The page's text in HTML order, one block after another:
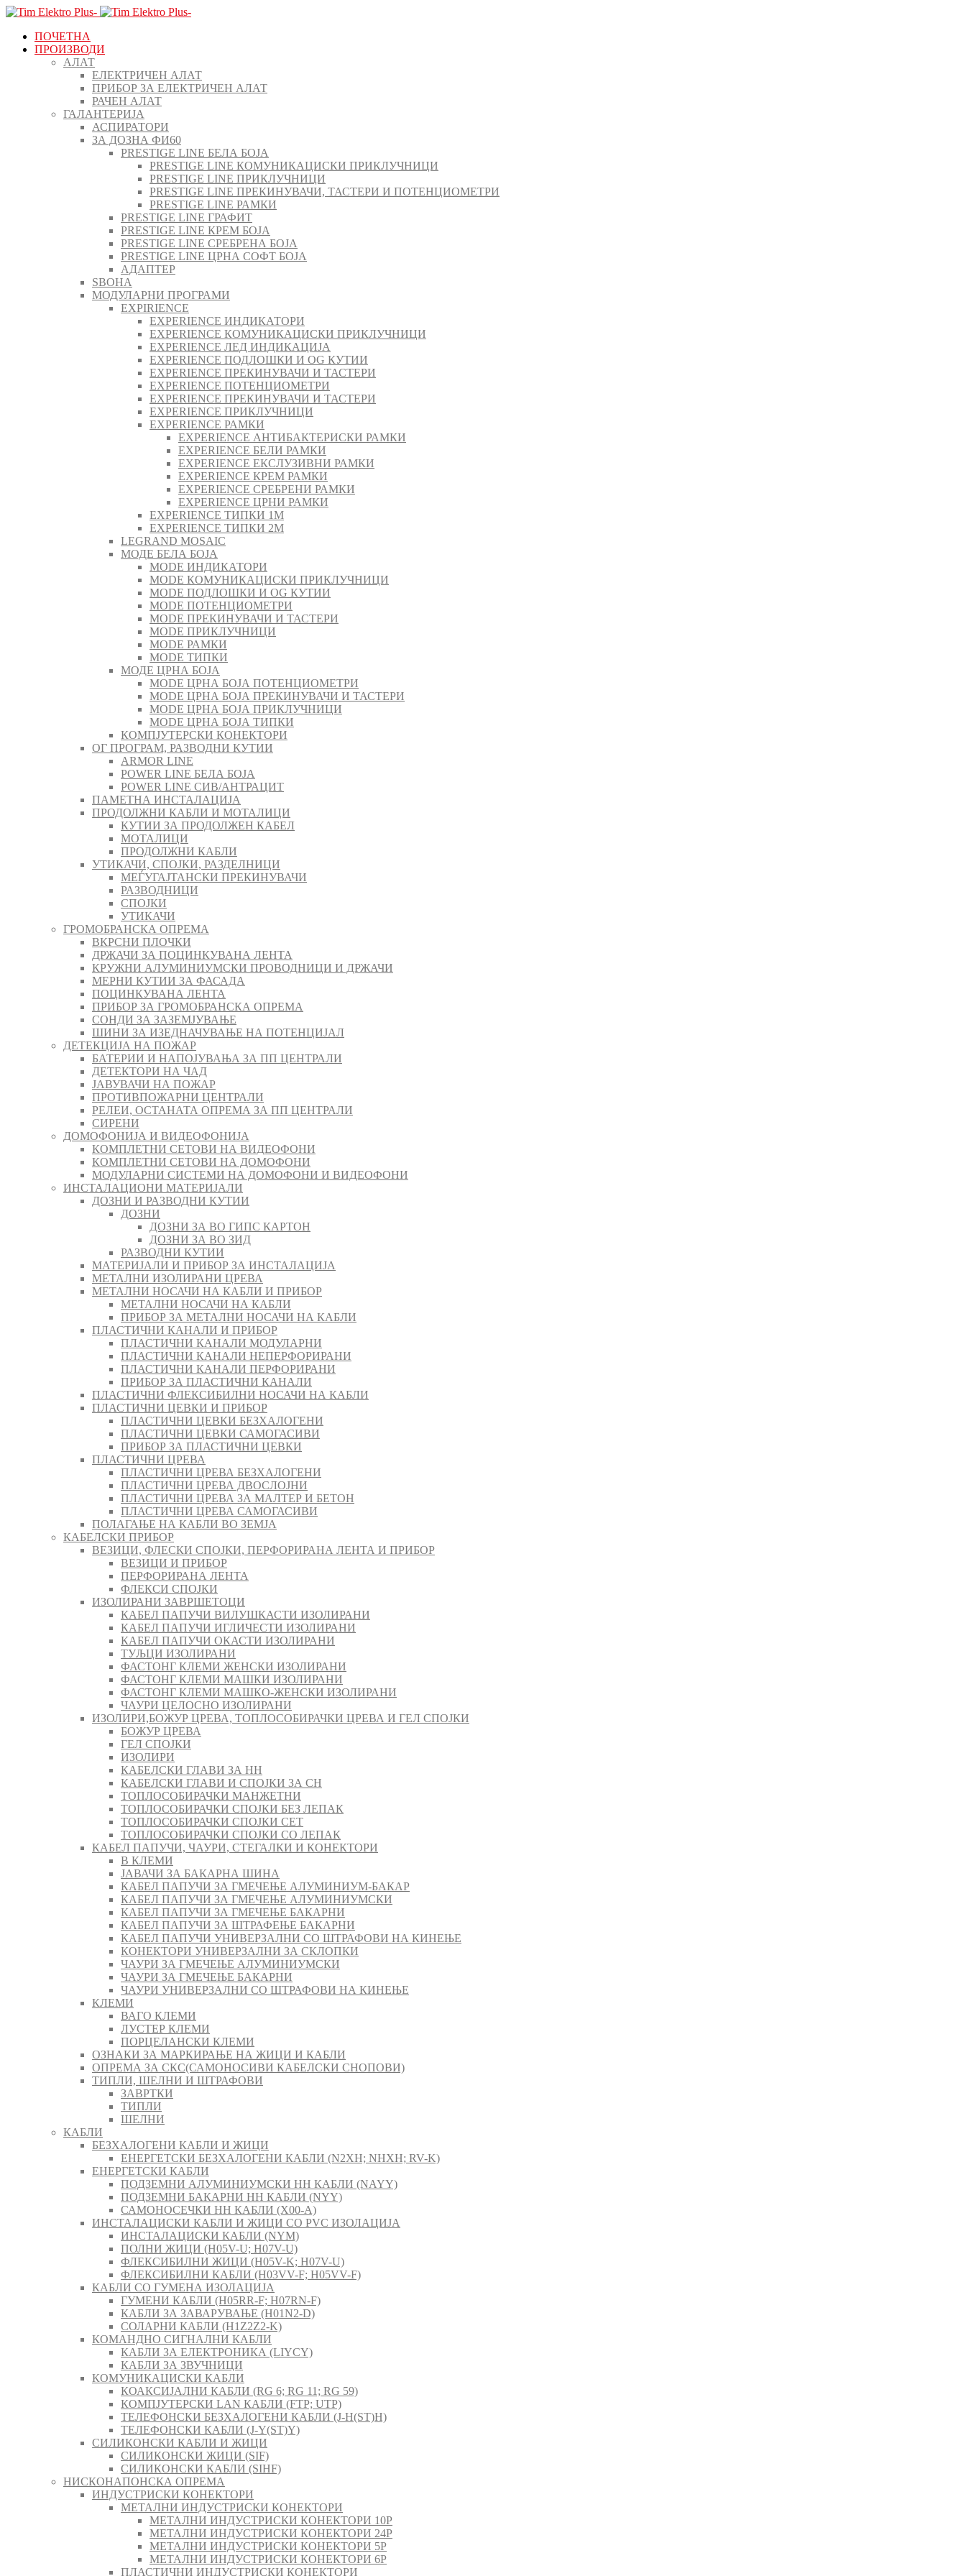
ПОЧЕТНА
ПРОИЗВОДИ
АЛАТ
ЕЛЕКТРИЧЕН АЛАТ
ПРИБОР ЗА ЕЛЕКТРИЧЕН АЛАТ
РАЧЕН АЛАТ
ГАЛАНТЕРИЈА
АСПИРАТОРИ
ЗА ДОЗНА ФИ60
PRESTIGE LINE БЕЛА БОЈА
PRESTIGE LINE КОМУНИКАЦИСКИ ПРИКЛУЧНИЦИ
PRESTIGE LINE ПРИКЛУЧНИЦИ
PRESTIGE LINE ПРЕКИНУВАЧИ, ТАСТЕРИ И ПОТЕНЦИОМЕТРИ
PRESTIGE LINE РАМКИ
PRESTIGE LINE ГРАФИТ
PRESTIGE LINE КРЕМ БОЈА
PRESTIGE LINE СРЕБРЕНА БОЈА
PRESTIGE LINE ЦРНА СОФТ БОЈА
АДАПТЕР
ЅВОНА
МОДУЛАРНИ ПРОГРАМИ
EXPIRIENCE
EXPERIENCE ИНДИКАТОРИ
EXPERIENCE КОМУНИКАЦИСКИ ПРИКЛУЧНИЦИ
EXPERIENCE ЛЕД ИНДИКАЦИЈА
EXPERIENCE ПОДЛОШКИ И OG КУТИИ
EXPERIENCE ПРЕКИНУВАЧИ И ТАСТЕРИ
EXPERIENCE ПОТЕНЦИОМЕТРИ
EXPERIENCE ПРЕКИНУВАЧИ И ТАСТЕРИ
EXPERIENCE ПРИКЛУЧНИЦИ
EXPERIENCE РАМКИ
EXPERIENCE АНТИБАКТЕРИСКИ РАМКИ
EXPERIENCE БЕЛИ РАМКИ
EXPERIENCE ЕКСЛУЗИВНИ РАМКИ
EXPERIENCE КРЕМ РАМКИ
EXPERIENCE СРЕБРЕНИ РАМКИ
EXPERIENCE ЦРНИ РАМКИ
EXPERIENCE ТИПКИ 1M
EXPERIENCE ТИПКИ 2М
LEGRAND MOSAIC
МОДЕ БЕЛА БОЈА
MODE ИНДИКАТОРИ
MODE КОМУНИКАЦИСКИ ПРИКЛУЧНИЦИ
MODE ПОДЛОШКИ И OG КУТИИ
MODE ПОТЕНЦИОМЕТРИ
MODE ПРEКИНУВАЧИ И ТАСТЕРИ
MODE ПРИКЛУЧНИЦИ
MODE РАМКИ
MODE ТИПКИ
МОДЕ ЦРНА БОЈА
MODE ЦРНА БОЈА ПОТЕНЦИОМЕТРИ
MODE ЦРНА БОЈА ПРЕКИНУВАЧИ И ТАСТЕРИ
MODE ЦРНА БОЈА ПРИКЛУЧНИЦИ
MODE ЦРНА БОЈА ТИПКИ
КОМПЈУТЕРСКИ КОНЕКТОРИ
ОГ ПРОГРАМ, РАЗВОДНИ КУТИИ
ARMOR LINE
POWER LINE БЕЛА БОЈА
POWER LINE СИВ/АНТРАЦИТ
ПАМЕТНА ИНСТАЛАЦИЈА
ПРОДОЛЖНИ КАБЛИ И МОТАЛИЦИ
КУТИИ ЗА ПРОДОЛЖЕН КАБЕЛ
МОТАЛИЦИ
ПРОДОЛЖНИ КАБЛИ
УТИКАЧИ, СПОЈКИ, РАЗДЕЛНИЦИ
МЕЃУГАЈТАНСКИ ПРЕКИНУВАЧИ
РАЗВОДНИЦИ
СПОЈКИ
УТИКАЧИ
ГРОМОБРАНСКА ОПРЕМА
ВКРСНИ ПЛОЧКИ
ДРЖАЧИ ЗА ПОЦИНКУВАНА ЛЕНТА
КРУЖНИ АЛУМИНИУМСКИ ПРОВОДНИЦИ И ДРЖАЧИ
МЕРНИ КУТИИ ЗА ФАСАДА
ПОЦИНКУВАНА ЛЕНТА
ПРИБОР ЗА ГРОМОБРАНСКА ОПРЕМА
СОНДИ ЗА ЗАЗЕМЈУВАЊЕ
ШИНИ ЗА ИЗЕДНАЧУВАЊЕ НА ПОТЕНЦИЈАЛ
ДЕТЕКЦИЈА НА ПОЖАР
БАТЕРИИ И НАПОЈУВАЊА ЗА ПП ЦЕНТРАЛИ
ДЕТЕКТОРИ НА ЧАД
ЈАВУВАЧИ НА ПОЖАР
ПРОТИВПОЖАРНИ ЦЕНТРАЛИ
РЕЛЕИ, ОСТАНАТА ОПРЕМА ЗА ПП ЦЕНТРАЛИ
СИРЕНИ
ДОМОФОНИЈА И ВИДЕОФОНИЈА
КОМПЛЕТНИ СЕТОВИ НА ВИДЕОФОНИ
КОМПЛЕТНИ СЕТОВИ НА ДОМОФОНИ
МОДУЛАРНИ СИСТЕМИ НА ДОМОФОНИ И ВИДЕОФОНИ
ИНСТАЛАЦИОНИ МАТЕРИЈАЛИ
ДОЗНИ И РАЗВОДНИ КУТИИ
ДОЗНИ
ДОЗНИ ЗА ВО ГИПС КАРТОН
ДОЗНИ ЗА ВО ЗИД
РАЗВОДНИ КУТИИ
МАТЕРИЈАЛИ И ПРИБОР ЗА ИНСТАЛАЦИЈА
МЕТАЛНИ ИЗОЛИРАНИ ЦРЕВА
МЕТАЛНИ НОСАЧИ НА КАБЛИ И ПРИБОР
МЕТАЛНИ НОСАЧИ НА КАБЛИ
ПРИБОР ЗА МЕТАЛНИ НОСАЧИ НА КАБЛИ
ПЛАСТИЧНИ КАНАЛИ И ПРИБОР
ПЛАСТИЧНИ КАНАЛИ МОДУЛАРНИ
ПЛАСТИЧНИ КАНАЛИ НЕПЕРФОРИРАНИ
ПЛАСТИЧНИ КАНАЛИ ПЕРФОРИРАНИ
ПРИБОР ЗА ПЛАСТИЧНИ КАНАЛИ
ПЛАСТИЧНИ ФЛЕКСИБИЛНИ НОСАЧИ НА КАБЛИ
ПЛАСТИЧНИ ЦЕВКИ И ПРИБОР
ПЛАСТИЧНИ ЦЕВКИ БЕЗХАЛОГЕНИ
ПЛАСТИЧНИ ЦЕВКИ САМОГАСИВИ
ПРИБОР ЗА ПЛАСТИЧНИ ЦЕВКИ
ПЛАСТИЧНИ ЦРЕВА
ПЛАСТИЧНИ ЦРЕВА БЕЗХАЛОГЕНИ
ПЛАСТИЧНИ ЦРЕВА ДВОСЛОЈНИ
ПЛАСТИЧНИ ЦРЕВА ЗА МАЛТЕР И БЕТОН
ПЛАСТИЧНИ ЦРЕВА САМОГАСИВИ
ПОЛАГАЊЕ НА КАБЛИ ВО ЗЕМЈА
КАБЕЛСКИ ПРИБОР
ВЕЗИЦИ, ФЛЕСКИ СПОЈКИ, ПЕРФОРИРАНА ЛЕНТА И ПРИБОР
ВЕЗИЦИ И ПРИБОР
ПЕРФОРИРАНА ЛЕНТА
ФЛЕКСИ СПОЈКИ
ИЗОЛИРАНИ ЗАВРШЕТОЦИ
КАБЕЛ ПАПУЧИ ВИЛУШКАСТИ ИЗОЛИРАНИ
КАБЕЛ ПАПУЧИ ИГЛИЧЕСТИ ИЗОЛИРАНИ
КАБЕЛ ПАПУЧИ ОКАСТИ ИЗОЛИРАНИ
ТУЉЦИ ИЗОЛИРАНИ
ФАСТОНГ КЛЕМИ ЖЕНСКИ ИЗОЛИРАНИ
ФАСТОНГ КЛЕМИ МАШКИ ИЗОЛИРАНИ
ФАСТОНГ КЛЕМИ МАШКO-ЖЕНСКИ ИЗОЛИРАНИ
ЧАУРИ ЦЕЛОСНО ИЗОЛИРАНИ
ИЗОЛИРИ,БОЖУР ЦРЕВА, ТОПЛОСОБИРАЧКИ ЦРЕВА И ГЕЛ СПОЈКИ
БОЖУР ЦРЕВА
ГЕЛ СПОЈКИ
ИЗОЛИРИ
КАБЕЛСКИ ГЛАВИ ЗА НН
КАБЕЛСКИ ГЛАВИ И СПОЈКИ ЗА СН
ТОПЛОСОБИРАЧКИ МАНЖЕТНИ
ТОПЛОСОБИРАЧКИ СПОЈКИ БЕЗ ЛЕПАК
ТОПЛОСОБИРАЧКИ СПОЈКИ СЕТ
ТОПЛОСОБИРАЧКИ СПОЈКИ СО ЛЕПАК
КАБЕЛ ПАПУЧИ, ЧАУРИ, СТЕГАЛКИ И КОНЕКТОРИ
В КЛЕМИ
ЈАВАЧИ ЗА БАКАРНА ШИНА
КАБЕЛ ПАПУЧИ ЗА ГМЕЧЕЊЕ АЛУМИНИУМ-БАКАР
КАБЕЛ ПАПУЧИ ЗА ГМЕЧЕЊЕ АЛУМИНИУМСКИ
КАБЕЛ ПАПУЧИ ЗА ГМЕЧЕЊЕ БАКАРНИ
КАБЕЛ ПАПУЧИ ЗА ШТРАФЕЊЕ БАКАРНИ
КАБЕЛ ПАПУЧИ УНИВЕРЗАЛНИ СО ШТРАФОВИ НА КИНЕЊЕ
КОНЕКТОРИ УНИВЕРЗАЛНИ ЗА СКЛОПКИ
ЧАУРИ ЗА ГМЕЧЕЊЕ АЛУМИНИУМСКИ
ЧАУРИ ЗА ГМЕЧЕЊЕ БАКАРНИ
ЧАУРИ УНИВЕРЗАЛНИ СО ШТРАФОВИ НА КИНЕЊЕ
КЛЕМИ
ВАГО КЛЕМИ
ЛУСТЕР КЛЕМИ
ПОРЦЕЛАНСКИ КЛЕМИ
ОЗНАКИ ЗА МАРКИРАЊЕ НА ЖИЦИ И КАБЛИ
ОПРЕМА ЗА СКС(САМОНОСИВИ КАБЕЛСКИ СНОПОВИ)
ТИПЛИ, ШЕЛНИ И ШТРАФОВИ
ЗАВРТКИ
ТИПЛИ
ШЕЛНИ
КАБЛИ
БЕЗХАЛОГЕНИ КАБЛИ И ЖИЦИ
ЕНЕРГЕТСКИ БЕЗХАЛОГЕНИ КАБЛИ (N2XH; NHXH; RV-K)
ЕНЕРГЕТСКИ КАБЛИ
ПОДЗЕМНИ АЛУМИНИУМСКИ НН КАБЛИ (NAYY)
ПОДЗЕМНИ БАКАРНИ НН КАБЛИ (NYY)
САМОНОСЕЧКИ НН КАБЛИ (X00-A)
ИНСТАЛАЦИСКИ КАБЛИ И ЖИЦИ СО PVC ИЗОЛАЦИЈА
ИНСТАЛАЦИСКИ КАБЛИ (NYM)
ПОЛНИ ЖИЦИ (H05V-U; H07V-U)
ФЛЕКСИБИЛНИ ЖИЦИ (H05V-K; H07V-U)
ФЛЕКСИБИЛНИ КАБЛИ (H03VV-F; H05VV-F)
КАБЛИ СО ГУМЕНА ИЗОЛАЦИЈА
ГУМЕНИ КАБЛИ (H05RR-F; H07RN-F)
КАБЛИ ЗА ЗАВАРУВАЊЕ (H01N2-D)
СОЛАРНИ КАБЛИ (H1Z2Z2-K)
КОМАНДНО СИГНАЛНИ КАБЛИ
КАБЛИ ЗА ЕЛЕКТРОНИКА (LIYCY)
КАБЛИ ЗА ЗВУЧНИЦИ
КОМУНИКАЦИСКИ КАБЛИ
КОАКСИЈАЛНИ КАБЛИ (RG 6; RG 11; RG 59)
КОМПЈУТЕРСКИ LAN КАБЛИ (FTP; UTP)
ТЕЛЕФОНСКИ БЕЗХАЛОГЕНИ КАБЛИ (J-H(ST)H)
ТЕЛЕФОНСКИ КАБЛИ (J-Y(ST)Y)
СИЛИКОНСКИ КАБЛИ И ЖИЦИ
СИЛИКОНСКИ ЖИЦИ (SIF)
СИЛИКОНСКИ КАБЛИ (SIHF)
НИСКОНАПОНСКА ОПРЕМА
ИНДУСТРИСКИ КОНЕКТОРИ
МЕТАЛНИ ИНДУСТРИСКИ КОНЕКТОРИ
МЕТАЛНИ ИНДУСТРИСКИ КОНЕКТОРИ 10P
МЕТАЛНИ ИНДУСТРИСКИ КОНЕКТОРИ 24P
МЕТАЛНИ ИНДУСТРИСКИ КОНЕКТОРИ 5P
МЕТАЛНИ ИНДУСТРИСКИ КОНЕКТОРИ 6P
ПЛАСТИЧНИ ИНДУСТРИСКИ КОНЕКТОРИ